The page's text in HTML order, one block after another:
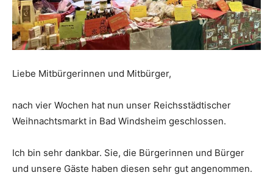
Liebe Mitbürgerinnen und Mitbürger,
nach vier Wochen hat nun unser Reichsstädtischer
Weihnachtsmarkt in Bad Windsheim geschlossen.
Ich bin sehr dankbar. Sie, die Bürgerinnen und Bürger
und unsere Gäste haben diesen sehr gut angenommen.